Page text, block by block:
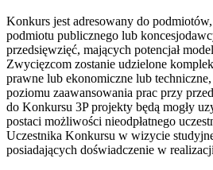
Konkurs jest adresowany do
podmiotu publicznego lub
przedsięwzięć, mających potencjał
Zwycięzcom zostanie udzielone
prawne lub ekonomiczne lub
poziomu zaawansowania prac przy
do Konkursu 3P projekty będą mogły
postaci możliwości nieodpłatnego
Uczestnika Konkursu w wizycie
posiadających doświadczenie w